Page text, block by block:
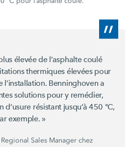
élevée de l’asphalte coulé
thermiques élevées pour
l’installation. Benninghoven a
solutions pour y remédier,
résistant jusqu’à450 °C,
exemple. »
Sales Manager chez